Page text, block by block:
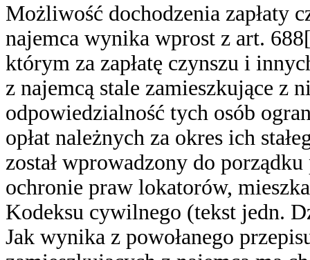
Możliwość dochodzenia zapłaty
najemca wynika wprost z art.
którym za zapłatę czynszu i
z najemcą stale zamieszkujące z
odpowiedzialność tych osób
opłat należnych za okres ich
został wprowadzony do
ochronie praw lokatorów,
Kodeksu cywilnego (tekst jedn.
Jak wynika z powołanego